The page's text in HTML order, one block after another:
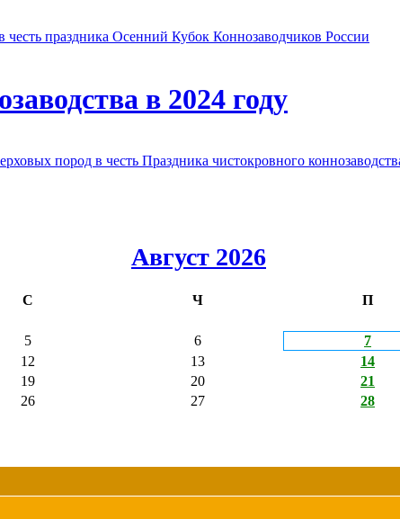
праздника Осенний Кубок Коннозаводчиков России
в 2024 году
пород в честь Праздника чистокровного
Август 2026
С Ч П
5 6 7
12 13 14
19 20 21
26 27 28